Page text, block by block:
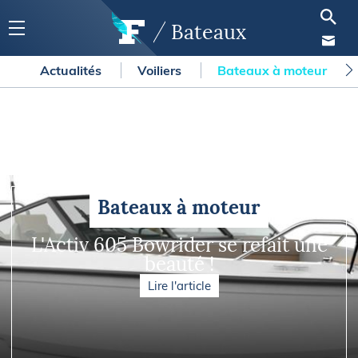
Bateaux
Actualités Voiliers Bateaux à moteur
Bateaux à moteur
L'Activ 605 Bowrider se refait une
beauté !
Lire l'article